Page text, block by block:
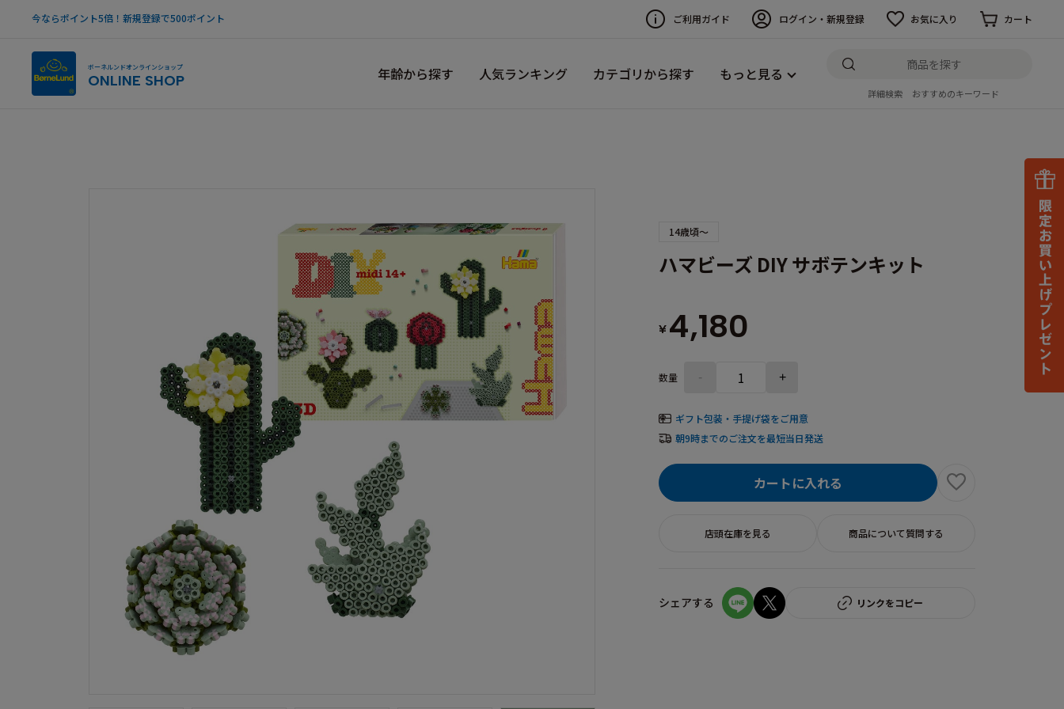
今ならポイント5倍！新規登録で500ポイント ご利用ガイド ログイン・新規登録 お気に入り カート
ボーネルンドオンラインショップ
ONLINE SHOP 年齢から探す 人気ランキング カテゴリから探す もっと見る
詳細検索 おすすめのキーワード
14歳頃～
ハマビーズ DIY サボテンキット
¥ 4,180
数量 - +
ギフト包装・手提げ袋をご用意
朝9時までのご注文を最短当日発送
カートに入れる
店頭在庫を見る 商品について質問する
シェアする リンクをコピー